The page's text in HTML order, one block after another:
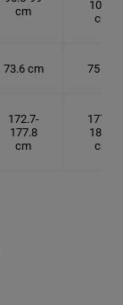
cm
104.1
cm
73.6 cm 75 cm
172.7-
177.8
cm
177.8-
182.9
cm